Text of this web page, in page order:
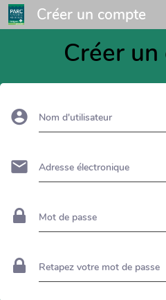
Créer un compte
Créer
Nom d'utilisateur
Adresse électronique
Mot de passe
Retapez votre mot de passe